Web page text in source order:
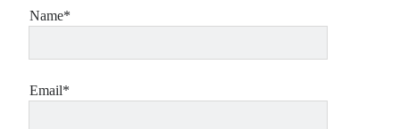
Name*
Email*